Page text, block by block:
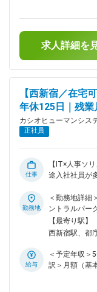
ん。現場で人
導入方法を組み立て
導入にあたっ
む） ・納品/
企画・開発
ステムのセットアップ ■チーム構成
25名。部長・
年齢層が活躍
ンの魅力 ・
人事統合シス
験として積み
な人事部業務
ムへ携わりな
が出来ます。 ■当社について 人事管理システムやタレントマ
業の人事・バ
フステージや
の金額であ
(月額)は固定
求人詳細を
【西新宿／在宅
年休125日｜残業
カシオヒューマンシス
正社員
仕事
【IT×人事ソ
途入社社員が
う増員募集 ■業務内容 社内IT担当として、Microsoft 365の運
用やゼロトラ
ヘルプデスク
環境で、拠点
理にも一部携わってい
ワーク／端末
勤務地
＜勤務地詳細
ントラルパー
【最寄り駅】
西新宿駅、都
給与
＜予定年収＞
訳＞月額（基